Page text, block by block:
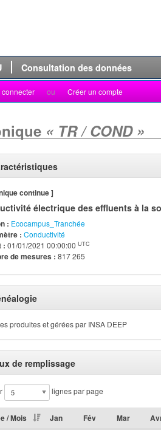
Consultation des données
connecter ou Créer un compte
« TR / COND »
continue ]
électrique des effluents à la
: Ecocampus_Tranchée
: Conductivité
: 01/01/2021 00:00:00 UTC
de mesures : 817 265
produites et gérées par INSA DEEP
de remplissage
lignes par page
/ Mois Jan Fév Mar